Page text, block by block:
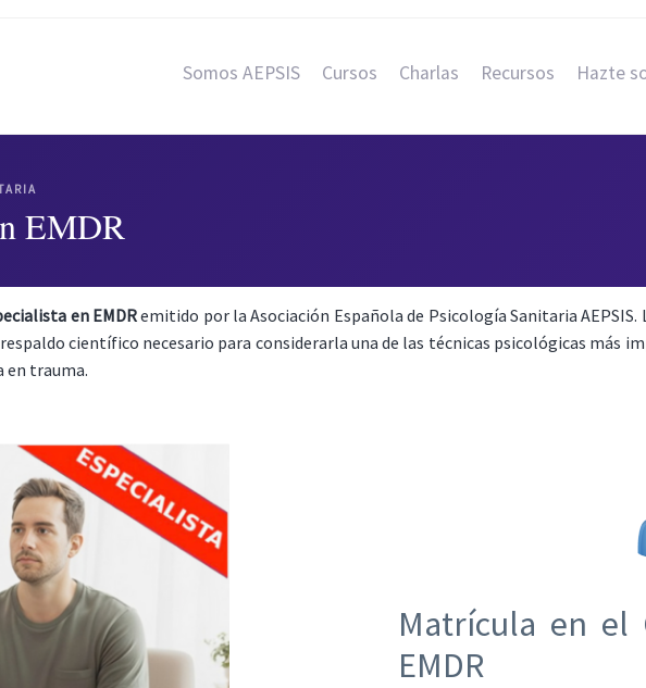
Somos AEPSIS Cursos Charlas Recursos Hazte
EMDR
en EMDRemitido por la Asociación Española de Psicología Sanitaria AEPSIS.
científico necesario para considerarla una de las técnicas psicológicas más
en trauma.
Matrícula en el
EMDR